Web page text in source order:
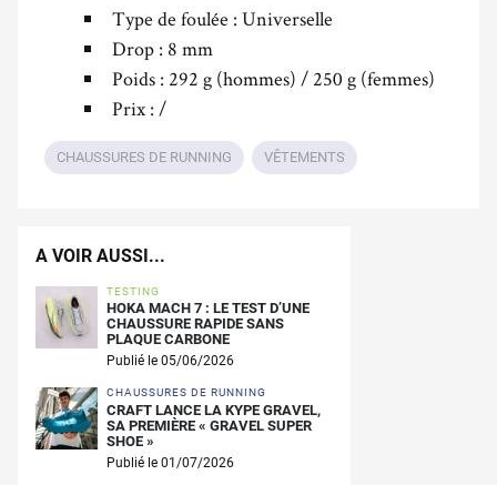
Type de foulée : Universelle
Drop : 8 mm
Poids : 292 g (hommes) / 250 g (femmes)
Prix : /
CHAUSSURES DE RUNNING VÊTEMENTS
A VOIR AUSSI...
TESTING
HOKA MACH 7 : LE TEST D’UNE
CHAUSSURE RAPIDE SANS
PLAQUE CARBONE
Publié le 05/06/2026
CHAUSSURES DE RUNNING
CRAFT LANCE LA KYPE GRAVEL,
SA PREMIÈRE « GRAVEL SUPER
SHOE »
Publié le 01/07/2026